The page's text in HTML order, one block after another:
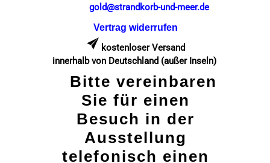
gold@strandkorb-und-meer.de
Vertrag widerrufen
kostenloser Versand
innerhalb von Deutschland (außer Inseln)
Bitte vereinbaren
Sie für einen
Besuch in der
Ausstellung
telefonisch einen